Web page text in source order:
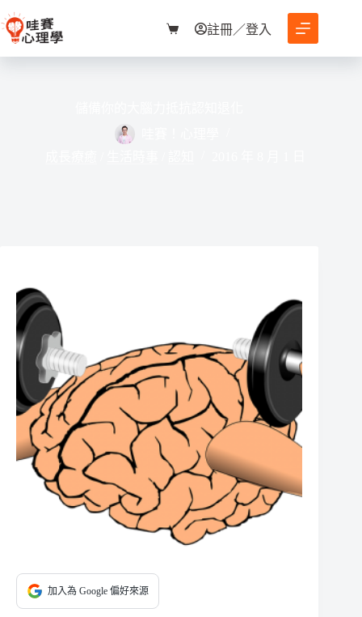
至
購
物
註冊／登入
加入為 Google 偏好來源